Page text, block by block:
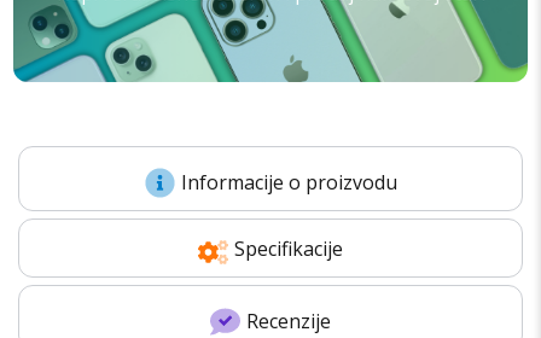
Informacije o proizvodu
Specifikacije
Recenzije